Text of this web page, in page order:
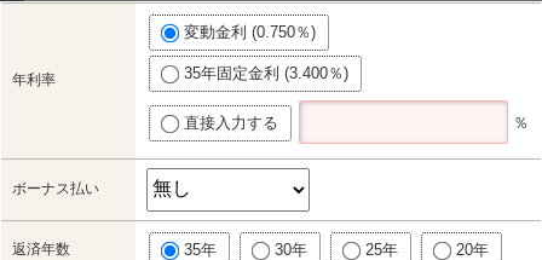
年利率
変動金利 (0.750％)
35年固定金利 (3.400％)
直接入力する ％
ボーナス払い
返済年数 35年 30年 25年 20年